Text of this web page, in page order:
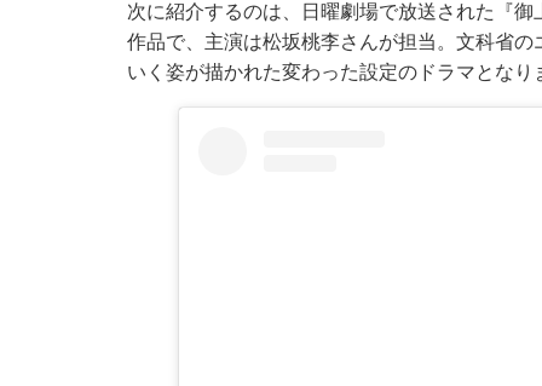
次に紹介するのは、日曜劇場で放送された『
作品で、主演は松坂桃李さんが担当。文科省
いく姿が描かれた変わった設定のドラマとなり